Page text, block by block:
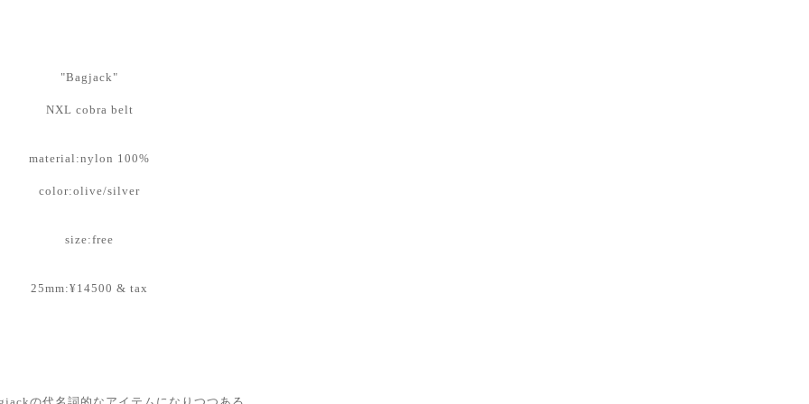
"Bagjack"
NXL cobra belt
material:nylon 100%
color:olive/silver
size:free
25mm:¥14500 & tax